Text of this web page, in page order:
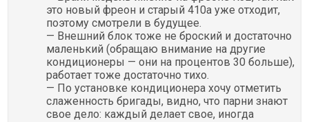
это новый фреон и старый 410a уже отходит,
поэтому смотрели в будущее.
— Внешний блок тоже не броский и достаточно
маленький (обращаю внимание на другие
кондиционеры — они на процентов 30 больше),
работает тоже достаточно тихо.
— По установке кондиционера хочу отметить
слаженность бригады, видно, что парни знают
свое дело: каждый делает свое, иногда